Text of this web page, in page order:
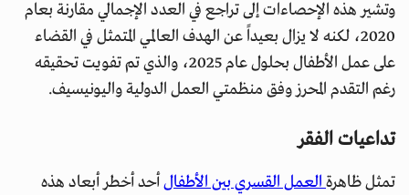
وتشير هذه الإحصاءات إلى تراجع في العدد الإجمالي مقارنة بعام
2020، لكنه لا يزال بعيداً عن الهدف العالمي المتمثل في القضاء
على عمل الأطفال بحلول عام 2025، والذي تم تفويت تحقيقه
رغم التقدم المحرز وفق منظمتي العمل الدولية واليونيسيف.
تداعيات الفقر
تمثل ظاهرةالعمل القسري بين الأطفال أحد أخطر أبعاد هذه